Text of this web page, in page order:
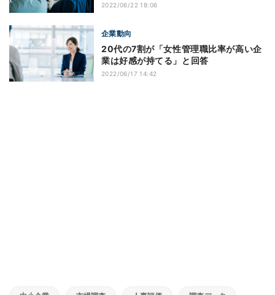
2022/06/22 18:06
企業動向
20代の7割が「女性管理職比率が高い企
業は好感が持てる」と回答
2022/06/17 14:42